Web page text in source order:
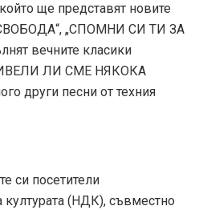
ще представят новите
„СПОМНИ СИ ТИ ЗА
вечните класики
ЛИ СМЕ НЯКОКА
други песни от техния
си посетители
културата (НДК), съвместно